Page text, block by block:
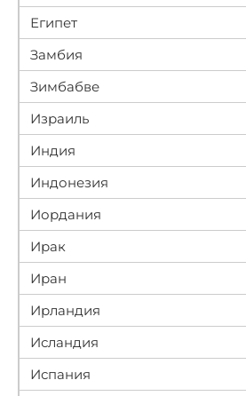
Египет
Замбия
Зимбабве
Израиль
Индия
Индонезия
Иордания
Ирак
Иран
Ирландия
Исландия
Испания